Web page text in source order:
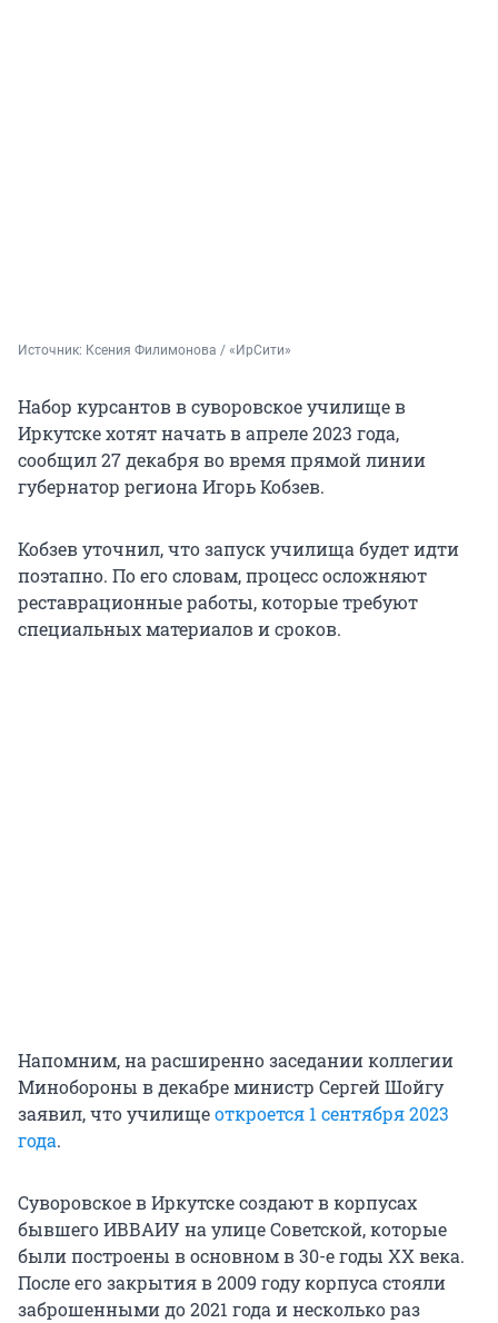
Источник: Ксения Филимонова / «ИрСити»
Набор курсантов в суворовское училище в
Иркутске хотят начать в апреле 2023 года,
сообщил 27 декабря во время прямой линии
губернатор региона Игорь Кобзев.
Кобзев уточнил, что запуск училища будет идти
поэтапно. По его словам, процесс осложняют
реставрационные работы, которые требуют
специальных материалов и сроков.
Напомним, на расширенно заседании коллегии
Минобороны в декабре министр Сергей Шойгу
заявил, что училищеоткроется 1 сентября 2023
года.
Суворовское в Иркутске создают в корпусах
бывшего ИВВАИУ на улице Советской, которые
были построены в основном в 30-е годы XX века.
После его закрытия в 2009 году корпуса стояли
заброшенными до 2021 года и несколько раз